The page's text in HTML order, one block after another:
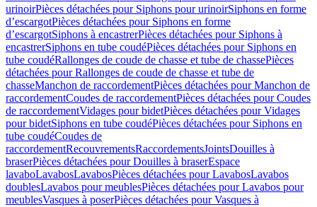
urinoirPièces détachées pour Siphons pour urinoirSiphons en forme
d’escargotPièces détachées pour Siphons en forme
d’escargotSiphons à encastrerPièces détachées pour Siphons à
encastrerSiphons en tube coudéPièces détachées pour Siphons en
tube coudéRallonges de coude de chasse et tube de chassePièces
détachées pour Rallonges de coude de chasse et tube de
chasseManchon de raccordementPièces détachées pour Manchon de
raccordementCoudes de raccordementPièces détachées pour Coudes
de raccordementVidages pour bidetPièces détachées pour Vidages
pour bidetSiphons en tube coudéPièces détachées pour Siphons en
tube coudéCoudes de
raccordementRecouvrementsRaccordementsJointsDouilles à
braserPièces détachées pour Douilles à braserEspace
lavaboLavabosLavabosPièces détachées pour LavabosLavabos
doublesLavabos pour meublesPièces détachées pour Lavabos pour
meublesVasques à poserPièces détachées pour Vasques à